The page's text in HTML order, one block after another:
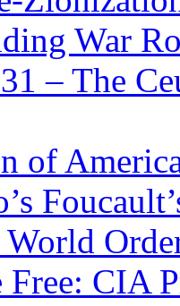
War
– The
of
World
CIA